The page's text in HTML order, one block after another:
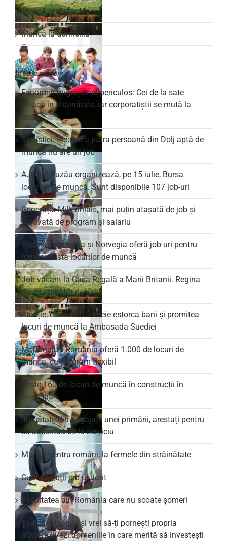
Muncă la distanță
Muncă la domiciliu
Articole recente
Fenomen migrațional periculos: Cei de la sate
pleacă în străinătate, iar corporatiștii se mută la
țară
Statistici: Fiecare a patra persoană din Dolj aptă de
muncă nu are un job
AJOFM Buzău organizează, pe 15 iulie, Bursa
locurilor de muncă. Sunt disponibile 107 job-uri
Generația Millennials, mai puțin atașată de job și
motivată de program și salariu
Spania, Germania și Norvegia oferă job-uri pentru
români. Lista locurilor de muncă
Job vacant la Casa Regală a Marii Britanii. Regina
caută spălător de vase
Atenție, escroci! O femeie estorca bani și promitea
locuri de muncă la Ambasada Suediei
McDonald’s România oferă 1.000 de locuri de
muncă, cu program flexibil
Peste 160 de locuri de muncă în construcții în
Norvegia
Jumătate din angajații unei primării, arestați pentru
că absentau de la serviciu
Muncă pentru români, la fermele din străinătate
Cum să obții job-ul dorit
Facultatea din România care nu scoate şomeri
Ți-ai lăsat job-ul și vrei să-ți pornești propria
afacere? Vezi domeniile în care merită să investești